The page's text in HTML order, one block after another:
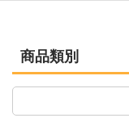
商品類別